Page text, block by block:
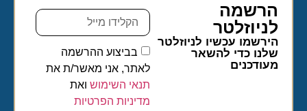
הרשמה
לניוזלטר​
הירשמו עכשיו לניוזלטר
שלנו כדי להשאר
מעודכנים
בביצוע ההרשמה
לאתר, אני מאשר/ת את
תנאי השימושואת
מדיניות הפרטיות